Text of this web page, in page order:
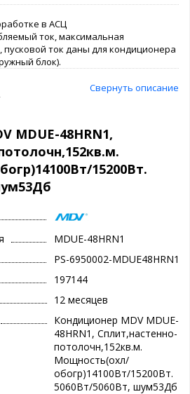
в АСЦ
ток, максимальная
ток даны для кондиционера
блок).
Свернуть описание
MDUE-48HRN1,
15200Вт.
MDUE-48HRN1
PS-6950002-MDUE48HRN1
197144
12 месяцев
Кондиционер MDV MDUE-
48HRN1, Cплит,настенно-
потолочн,152кв.м.
Мощность(охл/
обогр)14100Вт/15200Вт.
5060Вт/5060Вт, шум53Дб